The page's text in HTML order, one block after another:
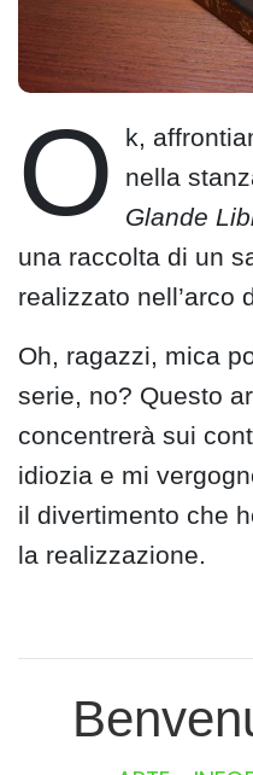
O
k,
nella
Glande
una raccolta di un
realizzato nell’arco
Oh, ragazzi, mica
serie, no? Questo
concentrerà sui
idiozia e mi
il divertimento che
la realizzazione.